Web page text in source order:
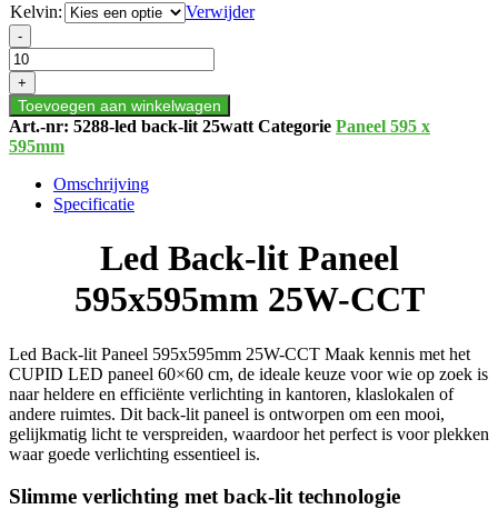
Kelvin:
Verwijder
Led
Back-
lit
Paneel
595x595mm
25W-
CCT
-
+
Toevoegen aan winkelwagen
Art.-nr: 5288-led back-lit 25watt Categorie Paneel 595 x
595mm
Omschrijving
Specificatie
Led Back-lit Paneel
595x595mm 25W-CCT
Led Back-lit Paneel 595x595mm 25W-CCT Maak kennis met het
CUPID LED paneel 60×60 cm, de ideale keuze voor wie op zoek is
naar heldere en efficiënte verlichting in kantoren, klaslokalen of
andere ruimtes. Dit back-lit paneel is ontworpen om een mooi,
gelijkmatig licht te verspreiden, waardoor het perfect is voor plekken
waar goede verlichting essentieel is.
Slimme verlichting met back-lit technologie